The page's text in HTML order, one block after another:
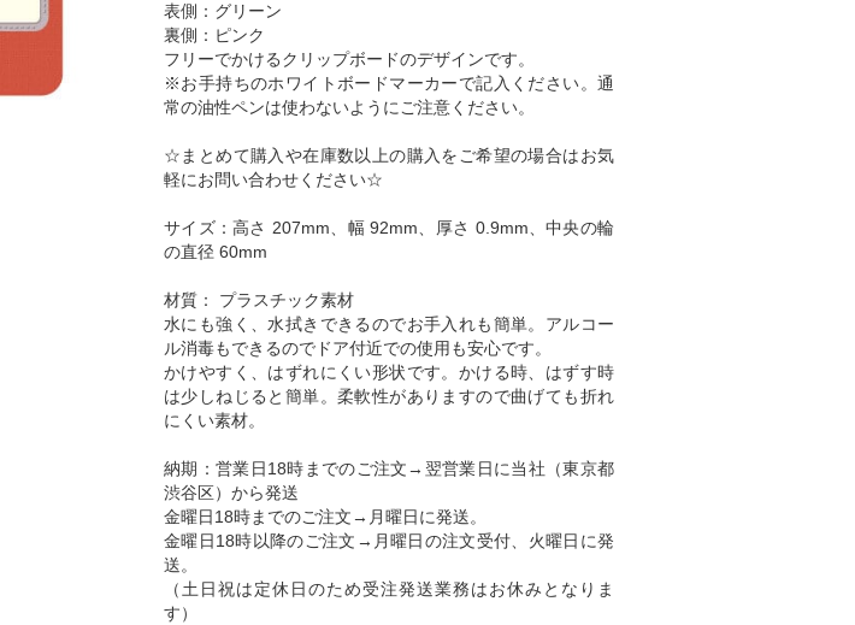
表側：グリーン
裏側：ピンク
フリーでかけるクリップボードのデザインです。
※お手持ちのホワイトボードマーカーで記入ください。通
常の油性ペンは使わないようにご注意ください。
☆まとめて購入や在庫数以上の購入をご希望の場合はお気
軽にお問い合わせください☆
サイズ：高さ 207mm、幅 92mm、厚さ 0.9mm、中央の輪
の直径 60mm
材質： プラスチック素材
水にも強く、水拭きできるのでお手入れも簡単。アルコー
ル消毒もできるのでドア付近での使用も安心です。
かけやすく、はずれにくい形状です。かける時、はずす時
は少しねじると簡単。柔軟性がありますので曲げても折れ
にくい素材。
納期：営業日18時までのご注文→翌営業日に当社（東京都
渋谷区）から発送
金曜日18時までのご注文→月曜日に発送。
金曜日18時以降のご注文→月曜日の注文受付、火曜日に発
送。
（土日祝は定休日のため受注発送業務はお休みとなりま
す）